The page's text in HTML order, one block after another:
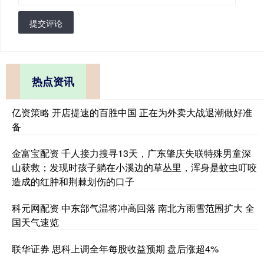
提交评论
热点资讯
亿资策略 开店提速的百胜中国 正在为外卖大战退潮做好准
备
金富宝配资 千人接力搜寻13天，广东肇庆失联特殊男童深
山获救；发现时孩子躺在小溪边的草丛里，浑身是蚊虫叮咬
造成的红肿和荆棘划伤的口子
科元网配资 中东部气温将冲高回落 南北方雨雪范围扩大 全
国天气速览
联华证券 思科上调全年每股收益预期 盘后涨超4%